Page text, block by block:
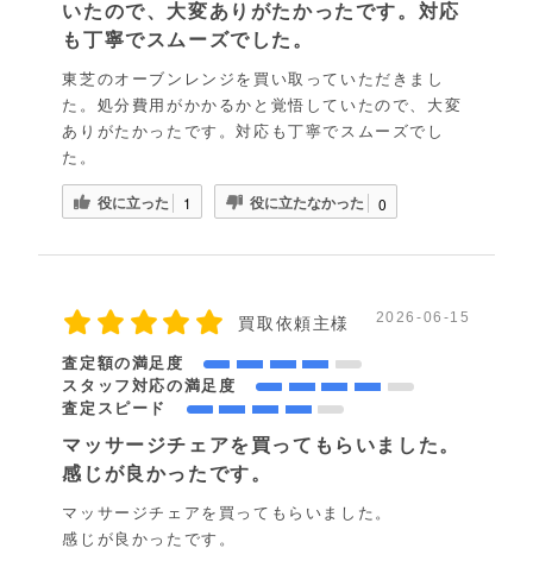
いたので、大変ありがたかったです。対応
も丁寧でスムーズでした。
東芝のオーブンレンジを買い取っていただきまし
た。処分費用がかかるかと覚悟していたので、大変
ありがたかったです。対応も丁寧でスムーズでし
た。
役に立った 1 役に立たなかった 0
買取依頼主様 2026-06-15
査定額の満足度
スタッフ対応の満足度
査定スピード
マッサージチェアを買ってもらいました。
感じが良かったです。
マッサージチェアを買ってもらいました。
感じが良かったです。